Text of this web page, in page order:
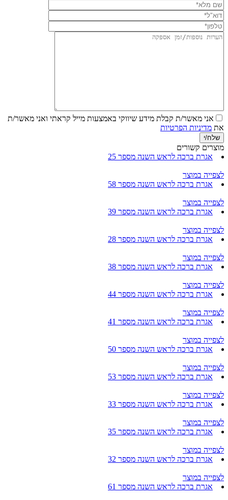
אני מאשר/ת קבלת מידע שיווקי באמצעות מייל קראתי ואני מאשר/ת
את מדיניות הפרטיות
מוצרים קשורים
אגרת ברכה לראש השנה מספר 25
לצפייה במוצר
אגרת ברכה לראש השנה מספר 58
לצפייה במוצר
אגרת ברכה לראש השנה מספר 39
לצפייה במוצר
אגרת ברכה לראש השנה מספר 28
לצפייה במוצר
אגרת ברכה לראש השנה מספר 38
לצפייה במוצר
אגרת ברכה לראש השנה מספר 44
לצפייה במוצר
אגרת ברכה לראש השנה מספר 41
לצפייה במוצר
אגרת ברכה לראש השנה מספר 50
לצפייה במוצר
אגרת ברכה לראש השנה מספר 53
לצפייה במוצר
אגרת ברכה לראש השנה מספר 33
לצפייה במוצר
אגרת ברכה לראש השנה מספר 35
לצפייה במוצר
אגרת ברכה לראש השנה מספר 32
לצפייה במוצר
אגרת ברכה לראש השנה מספר 61